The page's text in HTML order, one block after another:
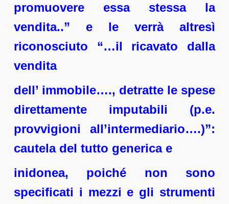
promuovere essa stessa la
vendita..” e le verrà altresì
riconosciuto “…il ricavato dalla
vendita
dell’ immobile…., detratte le spese
direttamente imputabili (p.e.
provvigioni all’intermediario….)”:
cautela del tutto generica e
inidonea, poiché non sono
specificati i mezzi e gli strumenti